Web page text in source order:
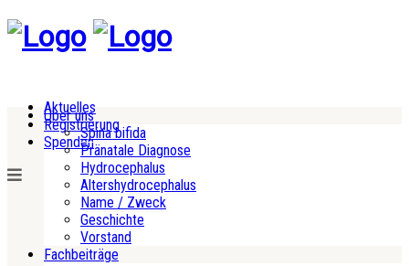
Aktuelles
Registrierung
Spenden
Über uns
Spina bifida
Pränatale Diagnose
Hydrocephalus
Altershydrocephalus
Name / Zweck
Geschichte
Vorstand
Fachbeiträge